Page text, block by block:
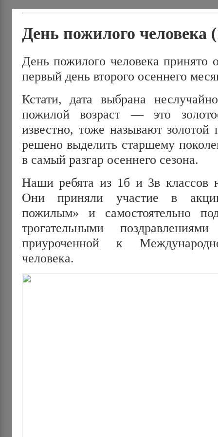
День пожилого человека
День пожилого человека принято
первый день второго осеннего
Кстати, дата выбрана
пожилой возраст — это
известно, тоже называют
решено выделить старшему
в самый разгар осеннего сезона.
Наши ребята из 1б и 3в классов
Они приняли участие в
пожилым» и самостоятельно
трогательными
приуроченной к
человека.